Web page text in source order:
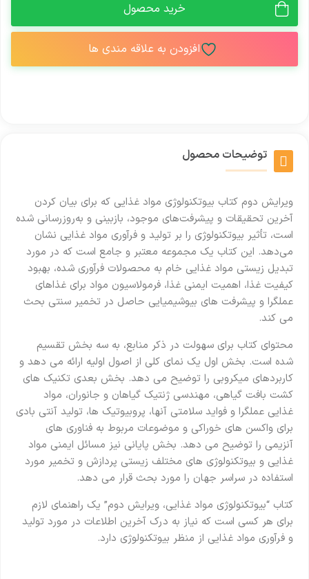
خرید محصول
افزودن به علاقه مندی ها
توضیحات محصول
ویرایش دوم کتاب بیوتکنولوژی مواد غذایی که برای بیان کردن
آخرین تحقیقات و پیشرفت‌های موجود، بازبینی و به‌روزرسانی شده
است، تأثیر بیوتکنولوژی را بر تولید و فرآوری مواد غذایی نشان
می‌دهد. این کتاب یک مجموعه معتبر و جامع است که در مورد
تبدیل زیستی مواد غذایی خام به محصولات فرآوری شده، بهبود
کیفیت غذا، اهمیت ایمنی غذا، فرمولاسیون مواد برای غذاهای
عملگرا و پیشرفت های بیوشیمیایی حاصل در تخمیر سنتی بحث
می کند.
محتوای کتاب برای سهولت در ذکر منابع، به سه بخش تقسیم
شده است. بخش اول یک نمای کلی از اصول اولیه ارائه می دهد و
کاربردهای میکروبی را توضیح می دهد. بخش بعدی تکنیک های
کشت بافت گیاهی، مهندسی ژنتیک گیاهان و جانوران، مواد
غذایی عملگرا و فواید سلامتی آنها، پروبیوتیک ها، تولید آنتی بادی
برای واکسن های خوراکی و موضوعات مربوط به فناوری های
آنزیمی را توضیح می دهد. بخش پایانی نیز مسائل ایمنی مواد
غذایی و بیوتکنولوژی های مختلف زیستی پردازش و تخمیر مورد
استفاده در سراسر جهان را مورد بحث قرار می دهد.
کتاب “بیوتکنولوژی مواد غذایی، ویرایش دوم” یک راهنمای لازم
برای هر کسی است که نیاز به درک آخرین اطلاعات در مورد تولید
و فرآوری مواد غذایی از منظر بیوتکنولوژی دارد.